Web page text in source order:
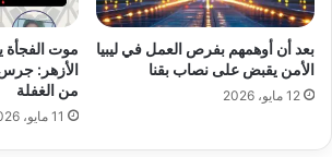
بعد أن أوهمهم بفرص العمل في ليبيا
الأمن يقبض على نصاب بقنا
12 مايو، 2026
موت
الأزهر:
من الغفلة
11 مايو، 2026